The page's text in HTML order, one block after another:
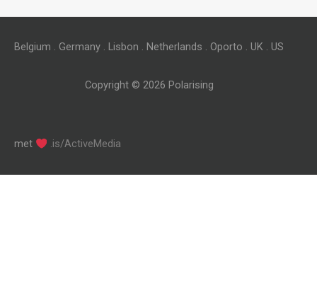
Belgium . Germany . Lisbon . Netherlands . Oporto . UK . US
Copyright © 2026 Polarising
met .is/ActiveMedia